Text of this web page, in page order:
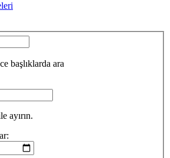
başlıklarda ara
ayırın.